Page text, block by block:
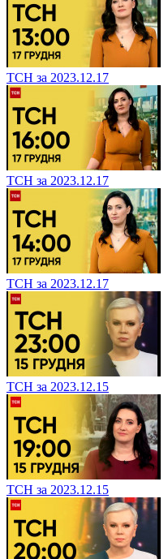
ТСН за 2023.12.17
ТСН за 2023.12.17
ТСН за 2023.12.17
ТСН за 2023.12.15
ТСН за 2023.12.15